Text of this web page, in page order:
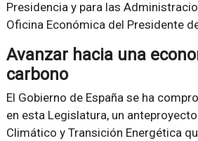
Presidencia y para las
Oficina Económica del Presidente
Avanzar hacia una
carbono
El Gobierno de España se ha
en esta Legislatura, un
Climático y Transición Energética